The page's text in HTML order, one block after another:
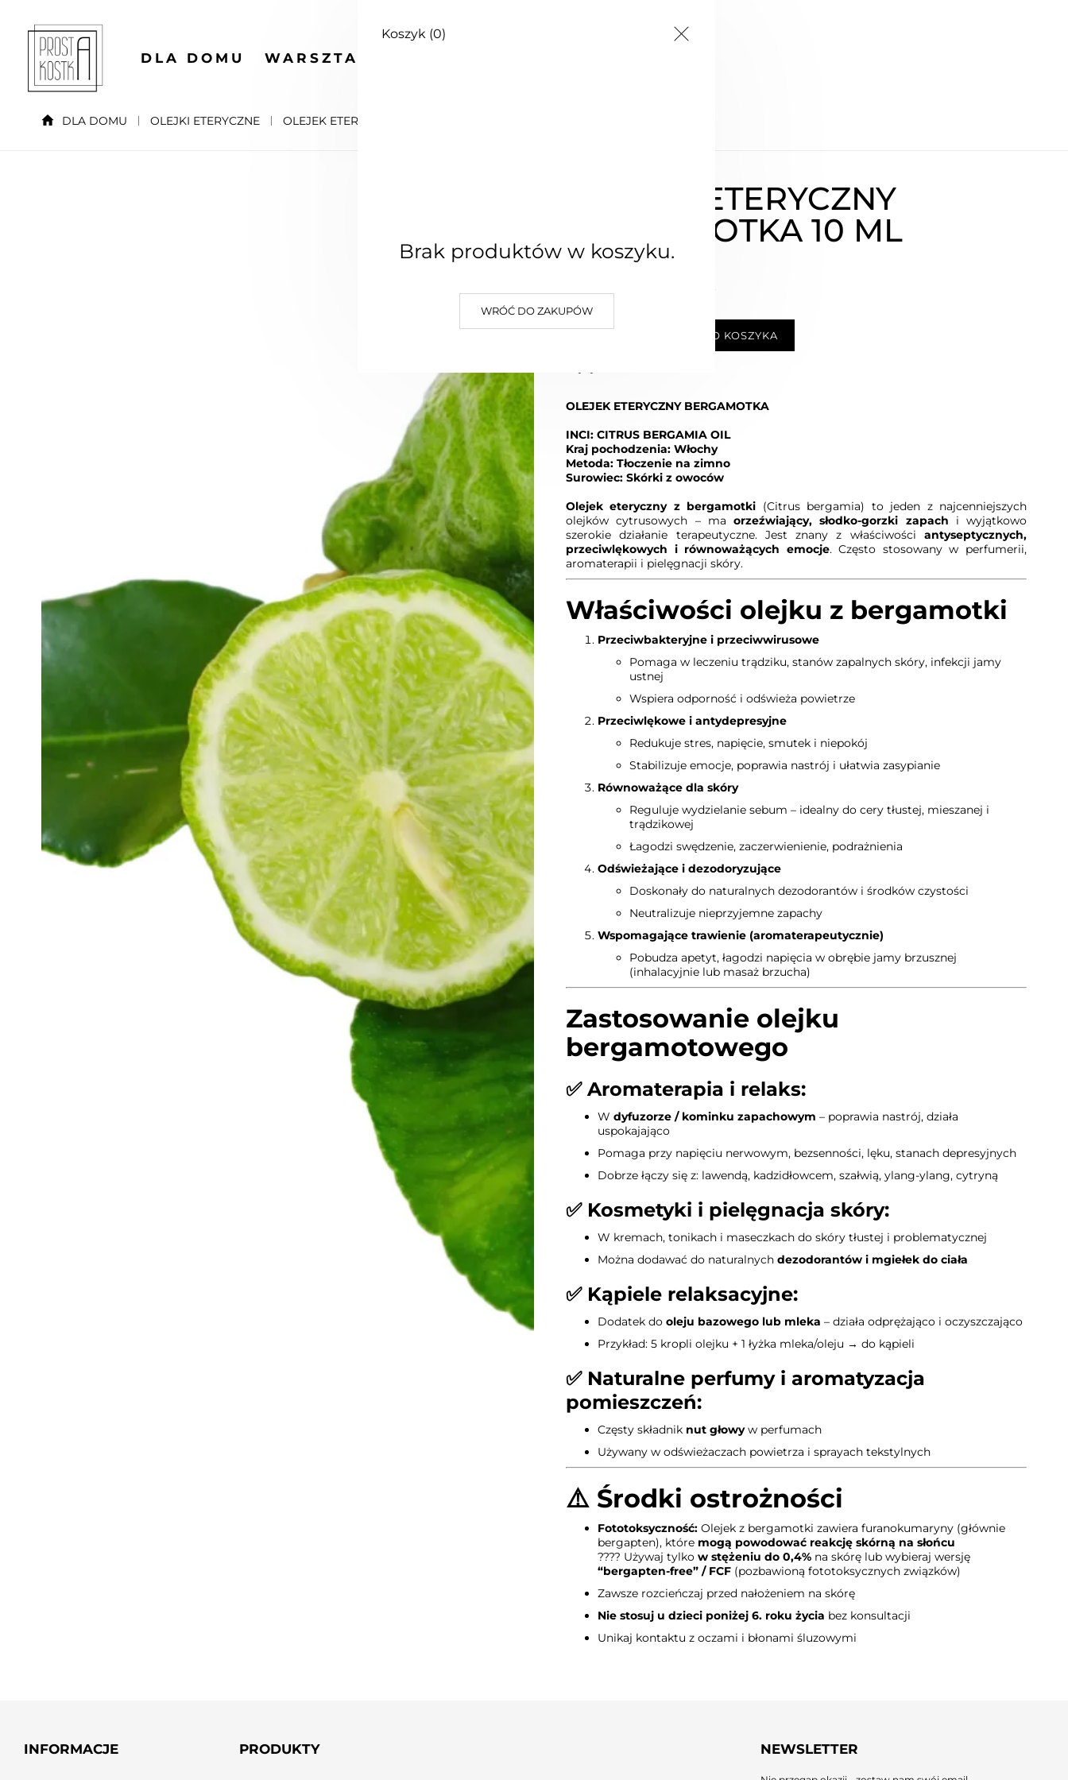
DLA DOMU WARSZTATY
Koszyk (0)
Brak produktów w koszyku.
WRÓĆ DO ZAKUPÓW
DLA DOMU OLEJKI ETERYCZNE OLEJEK ETERYCZNY BERGAMOTKA 10 ML
OLEJEK ETERYCZNY
BERGAMOTKA 10 ML
35,00 zł
Najniższa cena z 30 dni: 35,00 zł
DODAJ DO KOSZYKA
OLEJEK ETERYCZNY BERGAMOTKA
INCI: CITRUS BERGAMIA OIL
Kraj pochodzenia: Włochy
Metoda: Tłoczenie na zimno
Surowiec: Skórki z owoców
Olejek eteryczny z bergamotki (Citrus bergamia) to jeden z najcenniejszych
olejków cytrusowych – ma orzeźwiający, słodko-gorzki zapach i wyjątkowo
szerokie działanie terapeutyczne. Jest znany z właściwości antyseptycznych,
przeciwlękowych i równoważących emocje. Często stosowany w perfumerii,
aromaterapii i pielęgnacji skóry.
Właściwości olejku z bergamotki
Przeciwbakteryjne i przeciwwirusowe
Pomaga w leczeniu trądziku, stanów zapalnych skóry, infekcji jamy
ustnej
Wspiera odporność i odświeża powietrze
Przeciwlękowe i antydepresyjne
Redukuje stres, napięcie, smutek i niepokój
Stabilizuje emocje, poprawia nastrój i ułatwia zasypianie
Równoważące dla skóry
Reguluje wydzielanie sebum – idealny do cery tłustej, mieszanej i
trądzikowej
Łagodzi swędzenie, zaczerwienienie, podrażnienia
Odświeżające i dezodoryzujące
Doskonały do naturalnych dezodorantów i środków czystości
Neutralizuje nieprzyjemne zapachy
Wspomagające trawienie (aromaterapeutycznie)
Pobudza apetyt, łagodzi napięcia w obrębie jamy brzusznej
(inhalacyjnie lub masaż brzucha)
Zastosowanie olejku
bergamotowego
✅ Aromaterapia i relaks:
W dyfuzorze / kominku zapachowym – poprawia nastrój, działa
uspokajająco
Pomaga przy napięciu nerwowym, bezsenności, lęku, stanach depresyjnych
Dobrze łączy się z: lawendą, kadzidłowcem, szałwią, ylang-ylang, cytryną
✅ Kosmetyki i pielęgnacja skóry:
W kremach, tonikach i maseczkach do skóry tłustej i problematycznej
Można dodawać do naturalnych dezodorantów i mgiełek do ciała
✅ Kąpiele relaksacyjne:
Dodatek do oleju bazowego lub mleka – działa odprężająco i oczyszczająco
Przykład: 5 kropli olejku + 1 łyżka mleka/oleju → do kąpieli
✅ Naturalne perfumy i aromatyzacja
pomieszczeń:
Częsty składnik nut głowyw perfumach
Używany w odświeżaczach powietrza i sprayach tekstylnych
⚠️ Środki ostrożności
Fototoksyczność: Olejek z bergamotki zawiera furanokumaryny (głównie
bergapten), które mogą powodować reakcję skórną na słońcu
???? Używaj tylko w stężeniu do 0,4% na skórę lub wybieraj wersję
“bergapten-free” / FCF (pozbawioną fototoksycznych związków)
Zawsze rozcieńczaj przed nałożeniem na skórę
Nie stosuj u dzieci poniżej 6. roku życia bez konsultacji
Unikaj kontaktu z oczami i błonami śluzowymi
INFORMACJE PRODUKTY NEWSLETTER